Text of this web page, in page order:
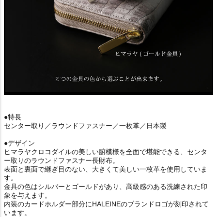
●特長
センター取り／ラウンドファスナー／一枚革／日本製
●デザイン
ヒマラヤクロコダイルの美しい腑模様を全面で堪能できる、センタ
ー取りのラウンドファスナー長財布。
表面と裏面で継ぎ目のない、大きくて美しい一枚革を使用していま
す。
金具の色はシルバーとゴールドがあり、高級感のある洗練された印
象を与えます。
内装のカードホルダー部分にHALEINEのブランドロゴが刻印されて
います。